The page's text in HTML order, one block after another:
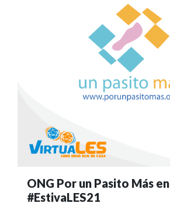
ONG Por un Pasito Más en
#EstivaLES21